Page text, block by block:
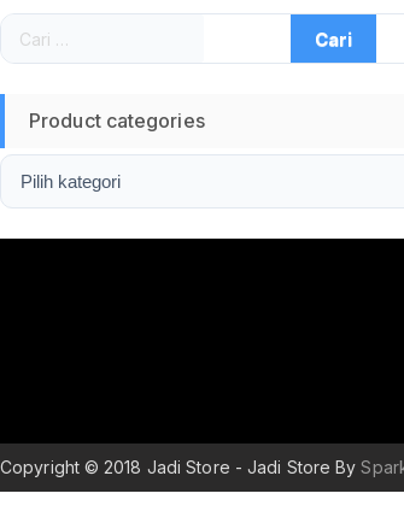
untuk:
Product categories
Copyright © 2018 Jadi Store - Jadi Store By